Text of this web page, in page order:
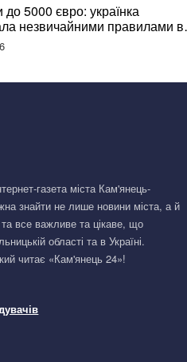
5000 євро: українка
незвичайними правилами в
та поділилася правдою
газета міста Кам'янець-
знайти не лише новини міста, а й
все важливе та цікаве, що
області та в Україні.
читає «Кам'янець 24»!